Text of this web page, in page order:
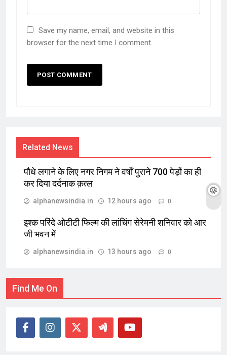
Save my name, email, and website in this
browser for the next time I comment.
Related News
पौधे लगाने के लिए नगर निगम ने वर्षों पुराने 700 पेड़ों का ही
कर दिया दर्दनाक क़त्ल
alphanewsindia.in 12 hours ago 0
इश्क परिंदे ओटीटी फिल्म की लांचिंग सेरेमनी शनिवार को आर
जी भवन में
alphanewsindia.in 13 hours ago 0
Find Me On